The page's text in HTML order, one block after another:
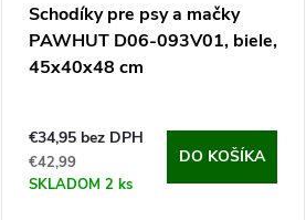
Schodíky pre psy a mačky
PAWHUT D06-093V01, biele,
45x40x48 cm
€34,95 bez DPH
€42,99
SKLADOM 2 ks
DO KOŠÍKA